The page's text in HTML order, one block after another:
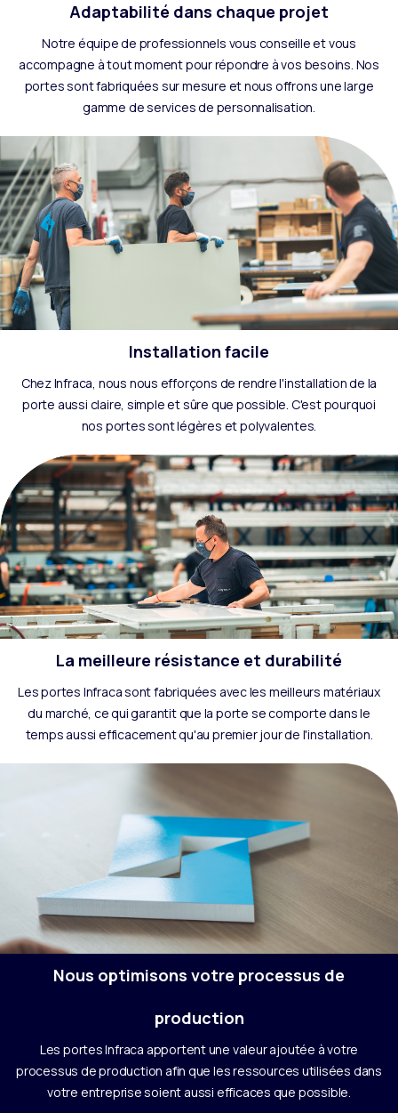
Adaptabilité dans chaque projet
Notre équipe de professionnels vous conseille et vous
accompagne à tout moment pour répondre à vos besoins. Nos
portes sont fabriquées sur mesure et nous offrons une large
gamme de services de personnalisation.
Installation facile
Chez Infraca, nous nous efforçons de rendre l'installation de la
porte aussi claire, simple et sûre que possible. C'est pourquoi
nos portes sont légères et polyvalentes.
La meilleure résistance et durabilité
Les portes Infraca sont fabriquées avec les meilleurs matériaux
du marché, ce qui garantit que la porte se comporte dans le
temps aussi efficacement qu'au premier jour de l'installation.
Nous optimisons votre processus de
production
Les portes Infraca apportent une valeur ajoutée à votre
processus de production afin que les ressources utilisées dans
votre entreprise soient aussi efficaces que possible.